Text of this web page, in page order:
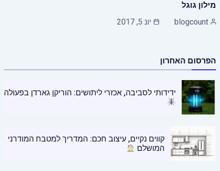
מילון גוגל
blogcount
יונ 5, 2017
הפרסום האחרון
ידידותי לסביבה, אכזרי ליתושים: הוריקן גארדן בפעולה
קווים נקיים, עיצוב חכם: המדריך למטבח המודרני
המושלם